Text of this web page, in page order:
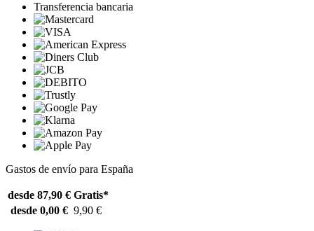
Transferencia bancaria
Gastos de envío para España
desde 87,90 € Gratis*
desde 0,00 € 9,90 €